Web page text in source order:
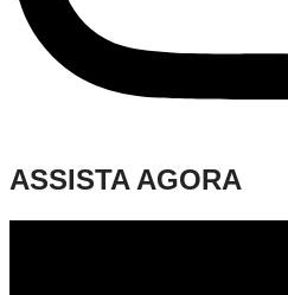
ASSISTA AGORA